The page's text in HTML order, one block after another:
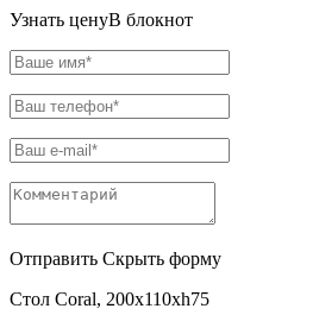
Узнать ценуВ блокнот
Отправить Скрыть форму
Стол Coral, 200x110xh75